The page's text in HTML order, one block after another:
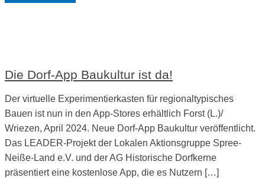
Die Dorf-App Baukultur ist da!
Der virtuelle Experimentierkasten für regionaltypisches
Bauen ist nun in den App-Stores erhältlich Forst (L.)/
Wriezen, April 2024. Neue Dorf-App Baukultur veröffentlicht.
Das LEADER-Projekt der Lokalen Aktionsgruppe Spree-
Neiße-Land e.V. und der AG Historische Dorfkerne
präsentiert eine kostenlose App, die es Nutzern […]